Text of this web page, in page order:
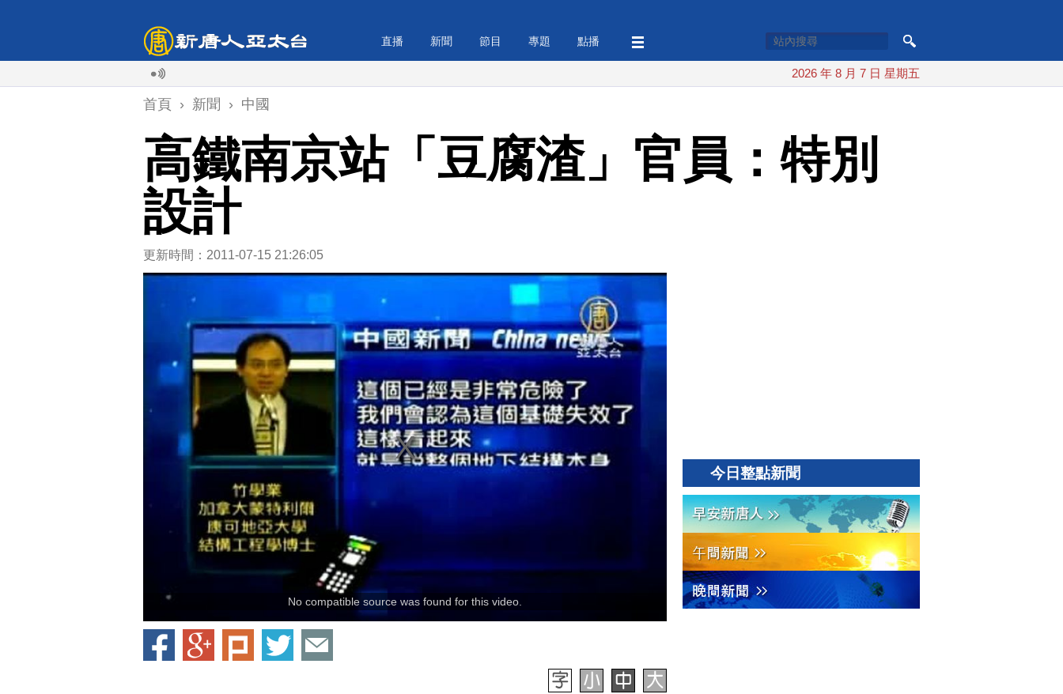
直播 新聞 節目 專題 點播
2026 年 8 月 7 日 星期五
首頁 › 新聞 › 中國
高鐵南京站「豆腐渣」官員：特別
設計
更新時間：2011-07-15 21:26:05
No compatible source was found for this video.
今日整點新聞